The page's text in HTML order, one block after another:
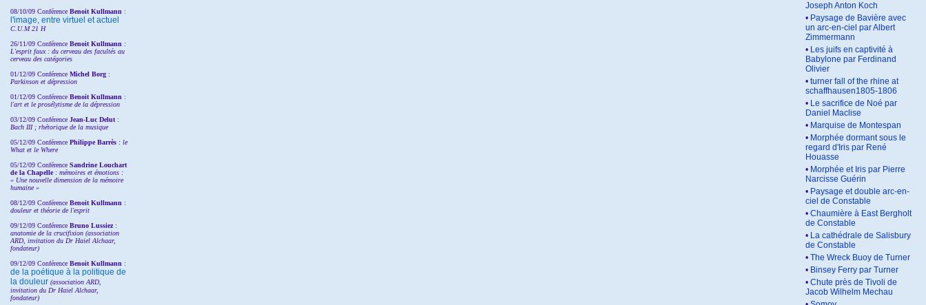
08/10/09 Conférence Benoit Kullmann :
l'image, entre virtuel et actuel
C.U.M 21 H
26/11/09 Conférence Benoit Kullmann :
L'esprit faux : du cerveau des facultés au
cerveau des catégories
01/12/09 Conférence Michel Borg :
Parkinson et dépression
01/12/09 Conférence Benoit Kullmann :
l'art et le prosélytisme de la dépression
03/12/09 Conférence Jean-Luc Delut :
Bach III ; rhétorique de la musique
05/12/09 Conférence Philippe Barrès : le
What et le Where
05/12/09 Conférence SandrineLouchart
de la Chapelle: mémoires et émotions :
« Une nouvelle dimension de la mémoire
humaine »
08/12/09 Conférence Benoit Kullmann :
douleur et théorie de l'esprit
09/12/09 Conférence Bruno Lussiez :
anatomie de la crucifixion (association
ARD, invitation du Dr Haiel Alchaar,
fondateur)
09/12/09 Conférence Benoit Kullmann :
de la poétique à la politique de
la douleur (association ARD,
invitation du Dr Haiel Alchaar,
fondateur)
Joseph Anton Koch
• Paysage de Bavière avec
un arc-en-ciel par Albert
Zimmermann
• Les juifs en captivité à
Babylone par Ferdinand
Olivier
• turner fall of the rhine at
schaffhausen1805-1806
• Le sacrifice de Noé par
Daniel Maclise
• Marquise de Montespan
• Morphée dormant sous le
regard d'Iris par René
Houasse
• Morphée et Iris par Pierre
Narcisse Guérin
• Paysage et double arc-en-
ciel de Constable
• Chaumière à East Bergholt
de Constable
• La cathédrale de Salisbury
de Constable
• The Wreck Buoy de Turner
• Binsey Ferry par Turner
• Chute près de Tivoli de
Jacob Wilhelm Mechau